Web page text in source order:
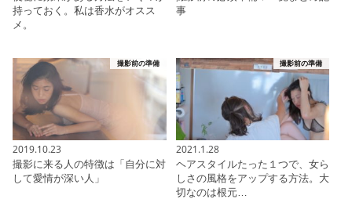
持っておく。私は香水がオスス
メ。
事
撮影前の準備
2019.10.23
撮影に来る人の特徴は「自分に対
して愛情が深い人」
撮影前の準備
2021.1.28
ヘアスタイルたった１つで、女ら
しさの風格をアップする方法。大
切なのは根元…